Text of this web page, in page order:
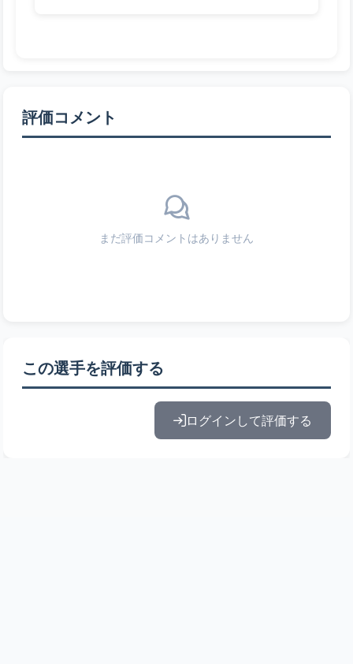
評価コメント
まだ評価コメントはありません
この選手を評価する
ログインして評価する